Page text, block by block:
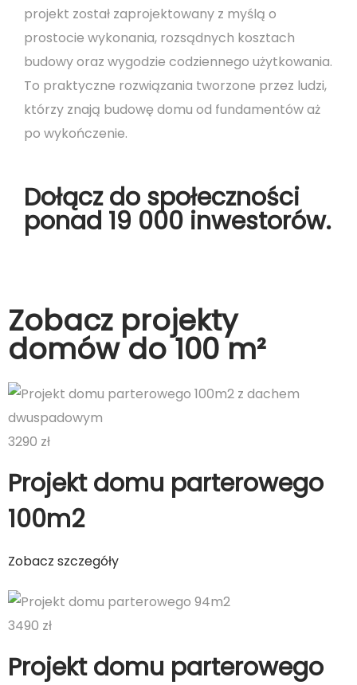
projekt został zaprojektowany z myślą o
prostocie wykonania, rozsądnych kosztach
budowy oraz wygodzie codziennego użytkowania.
To praktyczne rozwiązania tworzone przez ludzi,
którzy znają budowę domu od fundamentów aż
po wykończenie.
Dołącz do społeczności
ponad 19 000 inwestorów.
Zobacz projekty
domów do 100 m²
3290 zł
Projekt domu parterowego
100m2
Zobacz szczegóły
3490 zł
Projekt domu parterowego